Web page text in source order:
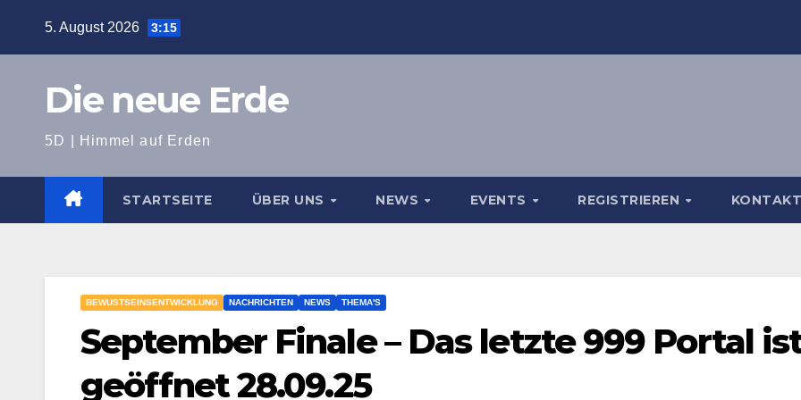
5. August 2026 3:15
Die neue Erde
5D | Himmel auf Erden
STARTSEITE ÜBER UNS NEWS EVENTS REGISTRIEREN
BEWUSTSEINSENTWICKLUNG NACHRICHTEN NEWS THEMA'S
September Finale – Das letzte 999 Portal
geöffnet 28.09.25